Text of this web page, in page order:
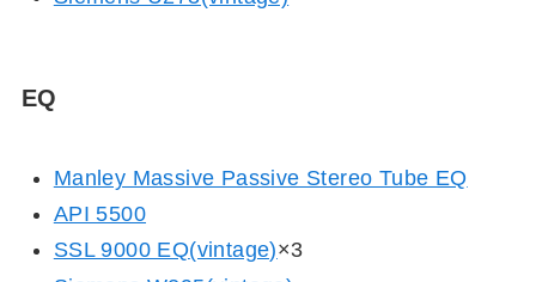
EQ
Manley Massive Passive Stereo Tube EQ
API 5500
SSL 9000 EQ(vintage)×3